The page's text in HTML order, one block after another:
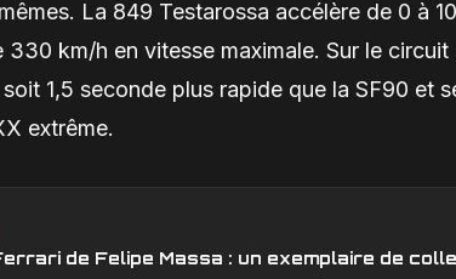
La 849 Testarossa accélère de 0 à
km/h en vitesse maximale. Sur le
soit 1,5 seconde plus rapide que la SF90 et
extrême.
de Felipe Massa : un exemplaire de